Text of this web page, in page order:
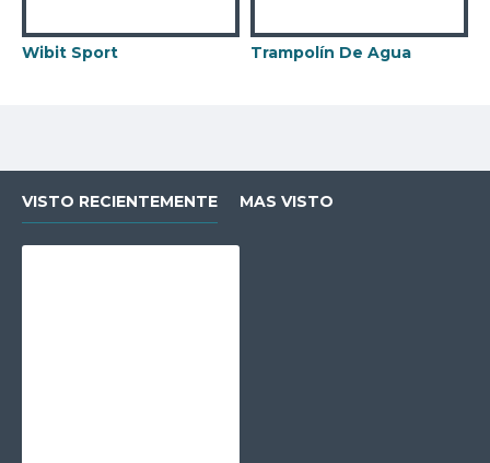
Wibit Sport Trampolín De Agua
VISTO RECIENTEMENTE MAS VISTO